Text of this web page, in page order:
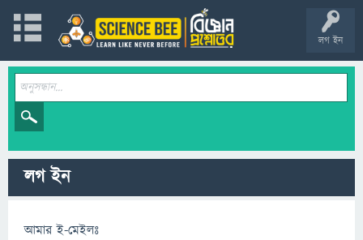
লগ ইন
লগ ইন
আমার ই-মেইলঃ